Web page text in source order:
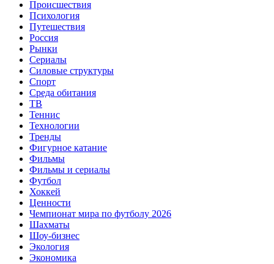
Происшествия
Психология
Путешествия
Россия
Рынки
Сериалы
Силовые структуры
Спорт
Среда обитания
ТВ
Теннис
Технологии
Тренды
Фигурное катание
Фильмы
Фильмы и сериалы
Футбол
Хоккей
Ценности
Чемпионат мира по футболу 2026
Шахматы
Шоу-бизнес
Экология
Экономика